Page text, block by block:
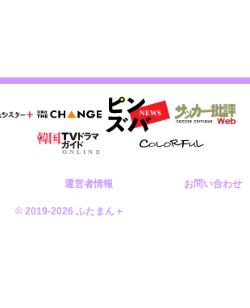
運営者情報 お問い合わせ
© 2019-2026 ふたまん＋